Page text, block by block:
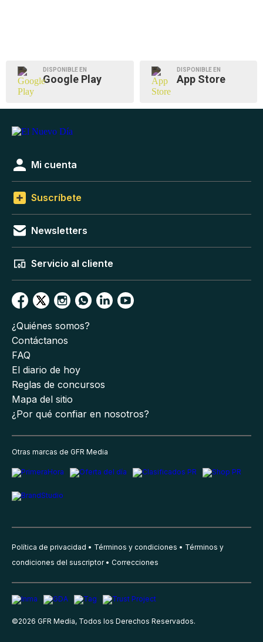
DISPONIBLE EN
Google Play
DISPONIBLE EN
App Store
Mi cuenta
Suscríbete
Newsletters
Servicio al cliente
¿Quiénes somos?
Contáctanos
FAQ
El diario de hoy
Reglas de concursos
Mapa del sitio
¿Por qué confiar en nosotros?
Otras marcas de GFR Media
Política de privacidad Términos y condiciones
Términos y
condiciones del suscriptor
Correcciones
©2026 GFR Media, Todos los Derechos Reservados.